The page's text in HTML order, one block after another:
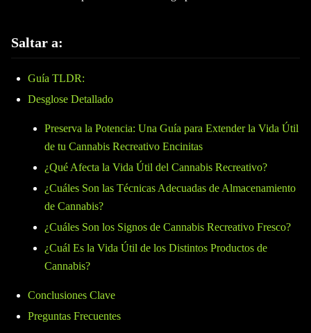
Saltar a:
Guía TLDR:
Desglose Detallado
Preserva la Potencia: Una Guía para Extender la Vida Útil
de tu Cannabis Recreativo Encinitas
¿Qué Afecta la Vida Útil del Cannabis Recreativo?
¿Cuáles Son las Técnicas Adecuadas de Almacenamiento
de Cannabis?
¿Cuáles Son los Signos de Cannabis Recreativo Fresco?
¿Cuál Es la Vida Útil de los Distintos Productos de
Cannabis?
Conclusiones Clave
Preguntas Frecuentes